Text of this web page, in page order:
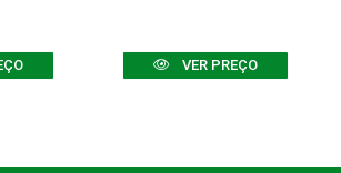
VER PREÇO